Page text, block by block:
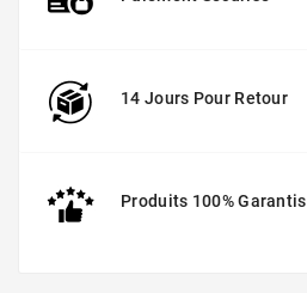
14 Jours Pour Retour
Produits 100% Garantis